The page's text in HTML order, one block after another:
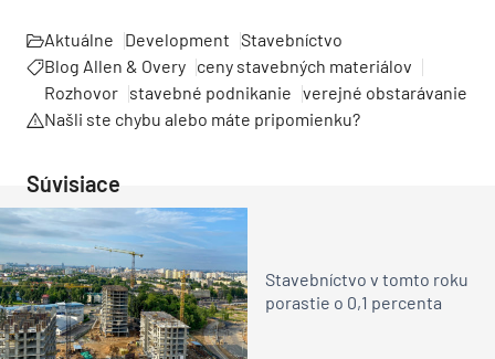
Aktuálne Development Stavebníctvo
Blog Allen & Overy ceny stavebných materiálov
Rozhovor stavebné podnikanie verejné obstarávanie
Našli ste chybu alebo máte pripomienku?
Súvisiace
Stavebníctvo v tomto roku
porastie o 0,1 percenta